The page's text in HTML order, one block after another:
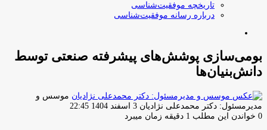
تاریخچه موفقیت‌شناسی
درباره رسانه موفقیت‌شناسی
بومی‌سازی پوشش‌های پیشرفته صنعتی توسط
دانش‌بنیان‌ها
موسس و
مدیرمسئول: دکتر محمدعلی نژادیان ارسال
ایمیل
3 اسفند 1404 22:45
0 خواندن این مطلب 1 دقیقه زمان میبرد